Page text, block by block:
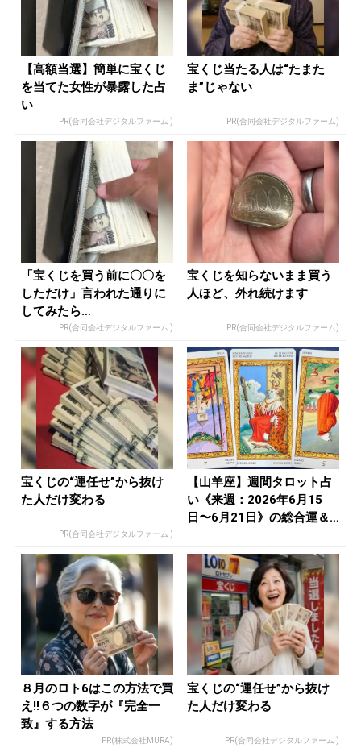
【高額当選】簡単に宝くじ
を当てた女性が暴露した占
い
PR(合同会社デジタルファーム )
宝くじ当たる人は“たまた
ま”じゃない
PR(合同会社デジタルファーム)
「宝くじを買う前に〇〇を
しただけ」言われた通りに
してみたら…
PR(合同会社デジタルファーム )
宝くじを知らないまま買う
人ほど、外れ続けます
PR(合同会社デジタルファーム)
宝くじの“運任せ”から抜け
た人だけ変わる
PR(合同会社デジタルファーム )
【山羊座】週間タロット占
い《来週：2026年6月15
日〜6月21日》の総合運＆
８月のロト6はこの方法で買
え!!６つの数字が『完全一
致』する方法
PR(株式会社MURA)
宝くじの“運任せ”から抜け
た人だけ変わる
PR(合同会社デジタルファーム )